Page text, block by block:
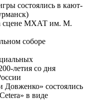
состоялись в кают-
сцене МХАТ им. М.
соборе
летия со дня
Довженко» состоялись
в виде